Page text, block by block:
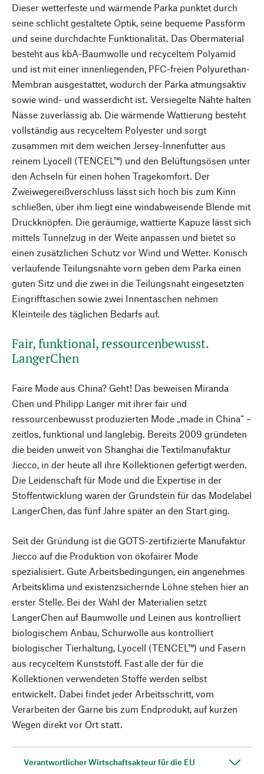
Dieser wetterfeste und wärmende Parka punktet durch
seine schlicht gestaltete Optik, seine bequeme Passform
und seine durchdachte Funktionalität. Das Obermaterial
besteht aus kbA-Baumwolle und recyceltem Polyamid
und ist mit einer innenliegenden, PFC-freien Polyurethan-
Membran ausgestattet, wodurch der Parka atmungsaktiv
sowie wind- und wasserdicht ist. Versiegelte Nähte halten
Nässe zuverlässig ab. Die wärmende Wattierung besteht
vollständig aus recyceltem Polyester und sorgt
zusammen mit dem weichen Jersey-Innenfutter aus
reinem Lyocell (TENCEL™) und den Belüftungsösen unter
den Achseln für einen hohen Tragekomfort. Der
Zweiwegereißverschluss lässt sich hoch bis zum Kinn
schließen, über ihm liegt eine windabweisende Blende mit
Druckknöpfen. Die geräumige, wattierte Kapuze lässt sich
mittels Tunnelzug in der Weite anpassen und bietet so
einen zusätzlichen Schutz vor Wind und Wetter. Konisch
verlaufende Teilungsnähte vorn geben dem Parka einen
guten Sitz und die zwei in die Teilungsnaht eingesetzten
Eingrifftaschen sowie zwei Innentaschen nehmen
Kleinteile des täglichen Bedarfs auf.
Fair, funktional, ressourcenbewusst.
LangerChen
Faire Mode aus China? Geht! Das beweisen Miranda
Chen und Philipp Langer mit ihrer fair und
ressourcenbewusst produzierten Mode „made in China“ –
zeitlos, funktional und langlebig. Bereits 2009 gründeten
die beiden unweit von Shanghai die Textilmanufaktur
Jiecco, in der heute all ihre Kollektionen gefertigt werden.
Die Leidenschaft für Mode und die Expertise in der
Stoffentwicklung waren der Grundstein für das Modelabel
LangerChen, das fünf Jahre später an den Start ging.
Seit der Gründung ist die GOTS-zertifizierte Manufaktur
Jiecco auf die Produktion von ökofairer Mode
spezialisiert. Gute Arbeitsbedingungen, ein angenehmes
Arbeitsklima und existenzsichernde Löhne stehen hier an
erster Stelle. Bei der Wahl der Materialien setzt
LangerChen auf Baumwolle und Leinen aus kontrolliert
biologischem Anbau, Schurwolle aus kontrolliert
biologischer Tierhaltung, Lyocell (TENCEL™) und Fasern
aus recyceltem Kunststoff. Fast alle der für die
Kollektionen verwendeten Stoffe werden selbst
entwickelt. Dabei findet jeder Arbeitsschritt, vom
Verarbeiten der Garne bis zum Endprodukt, auf kurzen
Wegen direkt vor Ort statt.
Verantwortlicher Wirtschaftsakteur für die EU